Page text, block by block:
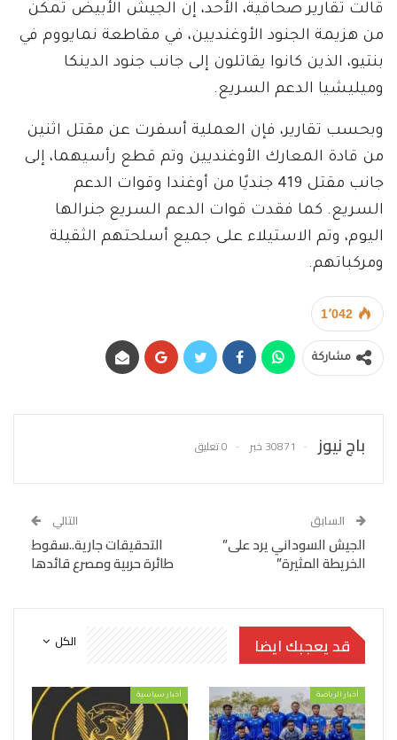
قالت تقارير صحافية، الأحد، إن الجيش الأبيض تمكن
من هزيمة الجنود الأوغنديين، في مقاطعة نمايووم في
بنتيو، الذين كانوا يقاتلون إلى جانب جنود الدينكا
وميليشيا الدعم السريع.
وبحسب تقارير، فإن العملية أسفرت عن مقتل اثنين
من قادة المعارك الأوغنديين وتم قطع رأسيهما، إلى
جانب مقتل 419 جنديًا من أوغندا وقوات الدعم
السريع. كما فقدت قوات الدعم السريع جنرالها
اليوم، وتم الاستيلاء على جميع أسلحتهم الثقيلة
ومركباتهم.
1٬042
مشاركة
باج نيوز 30871 خبر 0 تعليق
السابق
الجيش السوداني يرد على”
الخريطة المثيرة”
التالي
التحقيقات جارية..سقوط
طائرة حربية ومصرع قائدها
الكل قد يعجبك ايضا
أخبار الرياضة أخبار سياسية